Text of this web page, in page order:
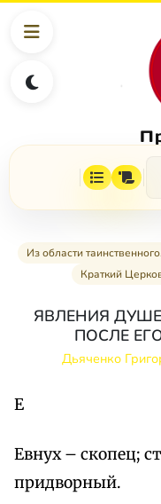
Из области
Краткий
ЯВЛЕНИЯ
ПОСЛЕ
Дьяченко
Е
Евнух – скопец;
придворный.